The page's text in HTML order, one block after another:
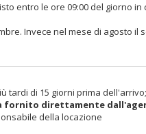
entro le ore 09:00 del giorno in
Invece nel mese di agosto il
tardi di 15 giorni prima
fornito direttamente
della locazione